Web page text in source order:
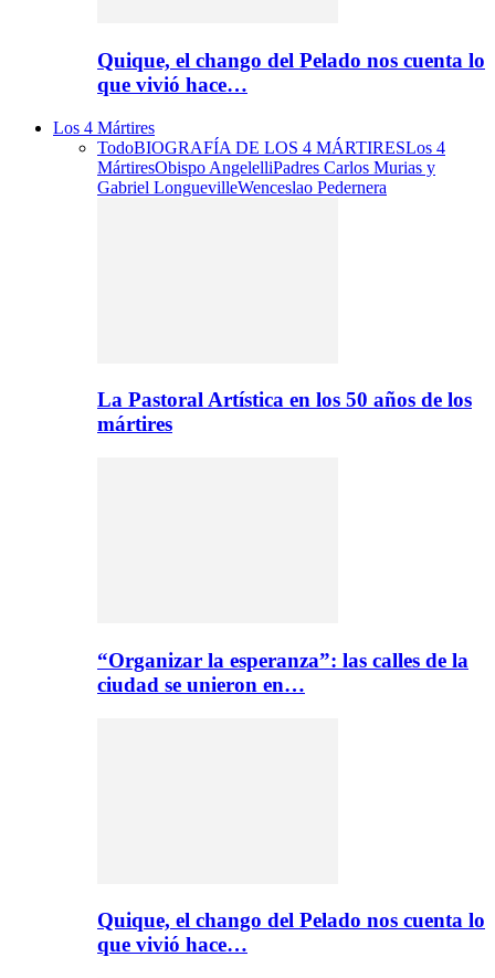
Quique, el chango del Pelado nos cuenta lo
que vivió hace…
Los 4 Mártires
TodoBIOGRAFÍA DE LOS 4 MÁRTIRESLos 4
MártiresObispo AngelelliPadres Carlos Murias y
Gabriel LonguevilleWenceslao Pedernera
La Pastoral Artística en los 50 años de los
mártires
“Organizar la esperanza”: las calles de la
ciudad se unieron en…
Quique, el chango del Pelado nos cuenta lo
que vivió hace…